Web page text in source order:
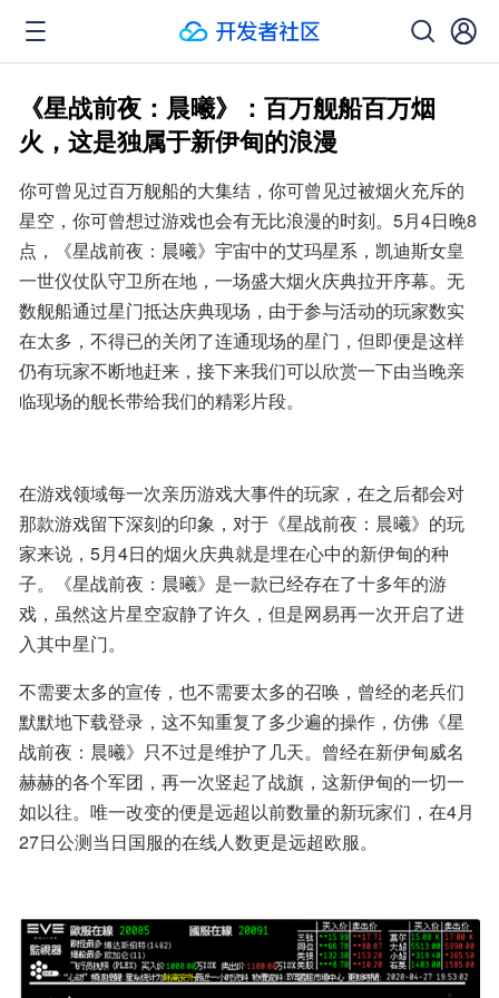
《星战前夜：晨曦》：百万舰船百万烟
火，这是独属于新伊甸的浪漫
你可曾见过百万舰船的大集结，你可曾见过被烟火充斥的
星空，你可曾想过游戏也会有无比浪漫的时刻。5月4日晚8
点，《星战前夜：晨曦》宇宙中的艾玛星系，凯迪斯女皇
一世仪仗队守卫所在地，一场盛大烟火庆典拉开序幕。无
数舰船通过星门抵达庆典现场，由于参与活动的玩家数实
在太多，不得已的关闭了连通现场的星门，但即便是这样
仍有玩家不断地赶来，接下来我们可以欣赏一下由当晚亲
临现场的舰长带给我们的精彩片段。
在游戏领域每一次亲历游戏大事件的玩家，在之后都会对
那款游戏留下深刻的印象，对于《星战前夜：晨曦》的玩
家来说，5月4日的烟火庆典就是埋在心中的新伊甸的种
子。《星战前夜：晨曦》是一款已经存在了十多年的游
戏，虽然这片星空寂静了许久，但是网易再一次开启了进
入其中星门。
不需要太多的宣传，也不需要太多的召唤，曾经的老兵们
默默地下载登录，这不知重复了多少遍的操作，仿佛《星
战前夜：晨曦》只不过是维护了几天。曾经在新伊甸威名
赫赫的各个军团，再一次竖起了战旗，这新伊甸的一切一
如以往。唯一改变的便是远超以前数量的新玩家们，在4月
27日公测当日国服的在线人数更是远超欧服。